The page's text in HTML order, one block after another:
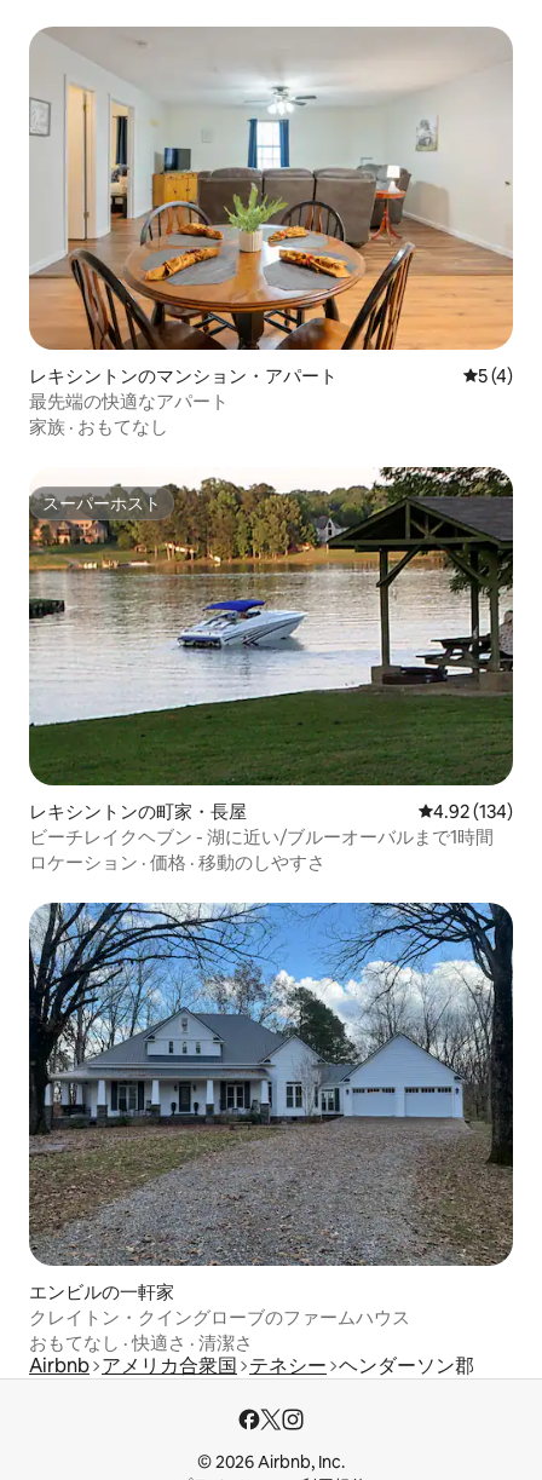
レキシントンのマンション・アパート レビュー
5 (4)
最先端の快適なアパート
家族 · おもてなし
スーパーホスト
スーパーホスト
レキシントンの町家・長屋 レビュー134
4.92 (134)
ビーチレイクヘブン - 湖に近い/ブルーオーバルまで1時間
ロケーション · 価格 · 移動のしやすさ
エンビルの一軒家
クレイトン・クイングローブのファームハウス
おもてなし ·快適さ · 清潔さ
Airbnb アメリカ合衆国 テネシー ヘンダーソン郡
© 2026 Airbnb, Inc.